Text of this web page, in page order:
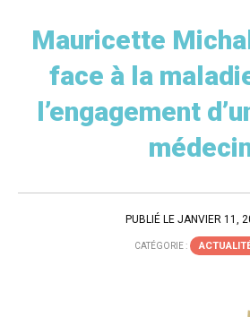
Mauricette
face à la
l’engagement
PUBLIÉ LE JANVIER 11,
CATÉGORIE :